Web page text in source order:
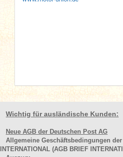
Wichtig für ausländische Kunden:
Neue AGB der Deutschen Post AG
Allgemeine Geschäftsbedingungen der
INTERNATIONAL (AGB BRIEF